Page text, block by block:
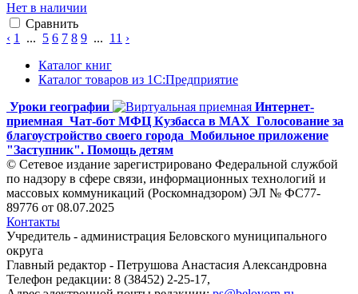
Нет в наличии
Сравнить
‹ 1 ... 5 6 7 8 9 ... 11 ›
Каталог книг
Каталог товаров из 1С:Предприятие
Уроки географии
Интернет-
приемная Чат-бот МФЦ Кузбасса в MAX Голосование за
благоустройство своего города Мобильное приложение
"Заступник". Помощь детям
© Сетевое издание зарегистрировано Федеральной службой
по надзору в сфере связи, информационных технологий и
массовых коммуникаций (Роскомнадзором) ЭЛ № ФС77-
89776 от 08.07.2025
Контакты
Учредитель - администрация Беловского муниципального
округа
Главный редактор - Петрушова Анастасия Александровна
Телефон редакции: 8 (38452) 2-25-17,